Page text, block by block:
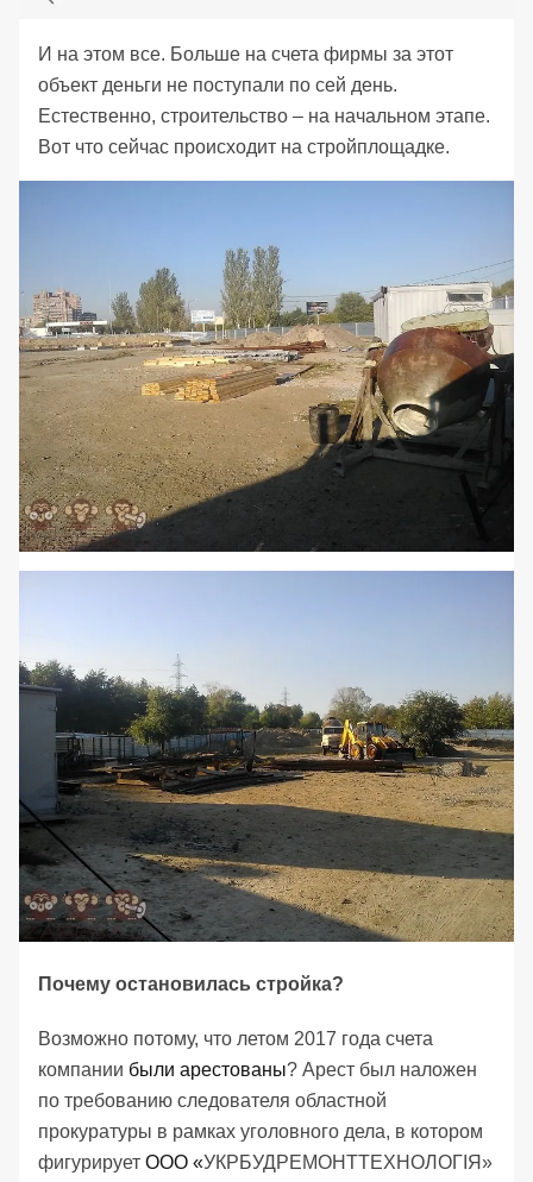
И на этом все. Больше на счета фирмы за этот
объект деньги не поступали по сей день.
Естественно, строительство – на начальном этапе.
Вот что сейчас происходит на стройплощадке.
Почему остановилась стройка?
Возможно потому, что летом 2017 года счета
компании были арестованы? Арест был наложен
по требованию следователя областной
прокуратуры в рамках уголовного дела, в котором
фигурирует ООО «УКРБУДРЕМОНТТЕХНОЛОГІЯ»